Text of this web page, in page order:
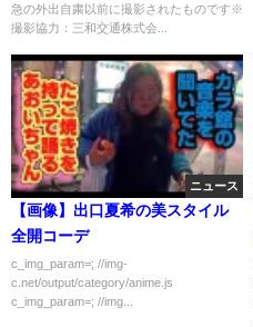
急の外出自粛以前に撮影されたものです※
撮影協力：三和交通株式会...
ニュース
【画像】出口夏希の美スタイル
全開コーデ
c_img_param=; //img-
c.net/output/category/anime.js
c_img_param=; //img...